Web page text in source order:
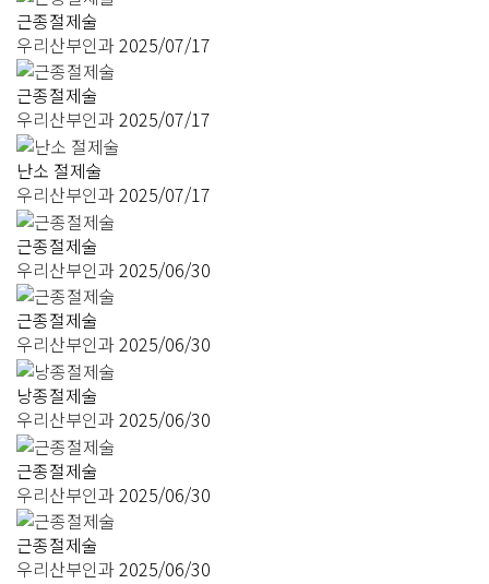
근종절제술
우리산부인과2025/07/17
근종절제술
우리산부인과2025/07/17
난소 절제술
우리산부인과2025/07/17
근종절제술
우리산부인과2025/06/30
근종절제술
우리산부인과2025/06/30
낭종절제술
우리산부인과2025/06/30
근종절제술
우리산부인과2025/06/30
근종절제술
우리산부인과2025/06/30